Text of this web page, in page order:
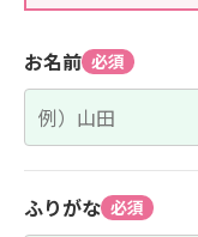
お名前 必須
ふりがな 必須